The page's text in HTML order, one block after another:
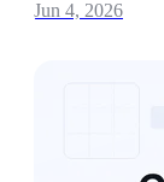
Jun 4, 2026